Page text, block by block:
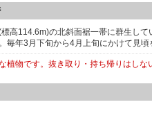
高114.6m)の北斜面裾一帯に群生し
毎年3月下旬から4月上旬にかけて見頃
植物です。抜き取り・持ち帰りはしな